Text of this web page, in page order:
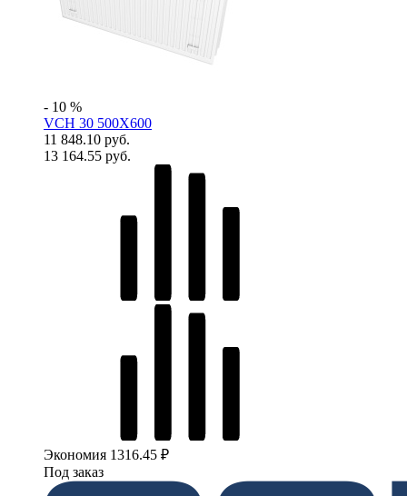
- 10 %
VCH 30 500X600
11 848.10 руб.
13 164.55 руб.
Экономия 1316.45 ₽
Под заказ